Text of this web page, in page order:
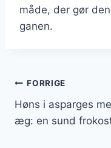
måde, der gør
ganen.
FORRIGE
Høns i asparges
æg: en sund